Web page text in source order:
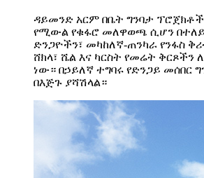
ዳይመንድ አርም በቤት ግንባታ
የሚውል የቁፋሮ መለዋወጫ ሲሆን
ድንጋዮችን፣ መካከለኛ-ጠንካራ የንፋስ
ሸክላ፣ ሼል እና ካርስት የመሬት ቅርጾችን
ነው። በኃይለኛ ተግባሩ የድንጋይ መሰበር
በእጅጉ ያሻሽላል።